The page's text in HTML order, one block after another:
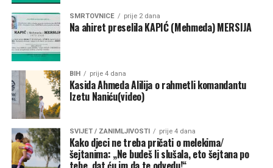
FK “Bajer 99” Velagići –
NK “Omladinac” Sanica –1.000 KM
Bužim – 27.000 KM
NK “Vitez” – 10.000 KM
FK “Bratstvo-Veterani” –
FK “Konjodor” –
FK “Bužim” –3.000 KM
OK “Bužim” –3.000 KM
SMRTOVNICE prije 2 dana
Na ahiret preselila KAPIĆ (Mehmeda) MERSIJA
BIH prije 4 dana
Kasida Ahmeda Alilija o rahmetli komandantu
Izetu Naniću(video)
SVIJET / ZANIMLJIVOSTI prije 4 dana
Kako djeci ne treba pričati o melekima/
šejtanima: „Ne budeš li slušala, eto šejtana po